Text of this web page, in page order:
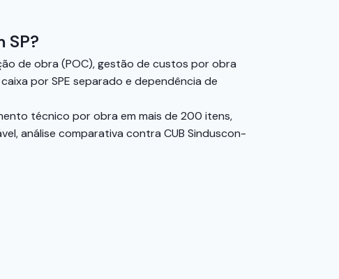
SP?
de obra (POC), gestão de custos por obra
por SPE separado e dependência de
técnico por obra em mais de 200 itens,
análise comparativa contra CUB Sinduscon-